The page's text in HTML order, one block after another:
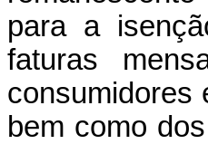
para a
faturas
consumidores
bem como